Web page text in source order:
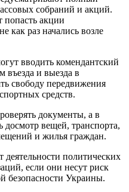
собраний и акций.
попасть акции
как раз начались возле
вводить комендантский
въезда и выезда в
свободу передвижения
средств.
документы, а в
досмотр вещей, транспорта,
и жилья граждан.
деятельности политических
если они несут риск
безопасности Украины.